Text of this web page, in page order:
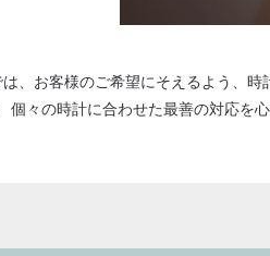
、お客様のご希望にそえるよう、
々の時計に合わせた最善の対応を心